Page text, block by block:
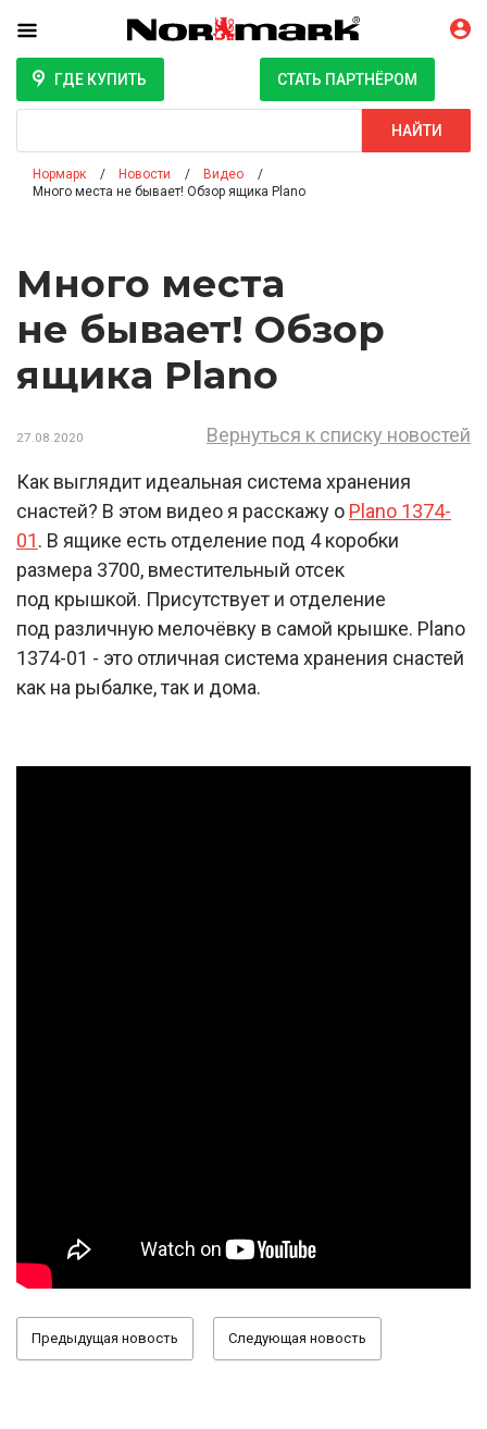
ГДЕ КУПИТЬ СТАТЬ ПАРТНЁРОМ
НАЙТИ
Нормарк Новости
Видео
Много места не бывает! Обзор ящика Plano
Много места
не бывает! Обзор
ящика Plano
27.08.2020 Вернуться к списку новостей
Как выглядит идеальная система хранения
снастей? В этом видео я расскажу о Plano 1374-
01. В ящике есть отделение под 4 коробки
размера 3700, вместительный отсек
под крышкой. Присутствует и отделение
под различную мелочёвку в самой крышке. Plano
1374-01 - это отличная система хранения снастей
как на рыбалке, так и дома.
Предыдущая новость Следующая новость